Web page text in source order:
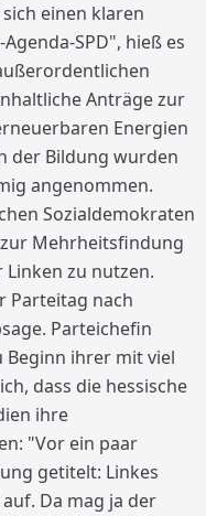
einen klaren
SPD", hieß es
Anträge zur
Energien
der Bildung wurden
angenommen.
Sozialdemokraten
Mehrheitsfindung
zu nutzen.
Parteitag nach
Parteichefin
Beginn ihrer mit viel
dass die hessische
ihre
"Vor ein paar
getitelt: Linkes
Da mag ja der